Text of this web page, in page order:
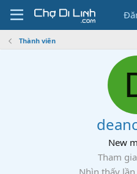
Thành viên
New
Tham gia
Nhìn thấy